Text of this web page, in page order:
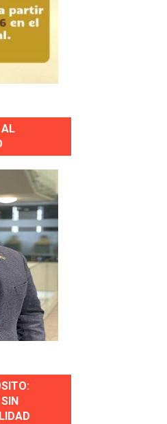
la República
y Residencial Amalia
garante de los derechos de
Desarrollo de Santo
AL